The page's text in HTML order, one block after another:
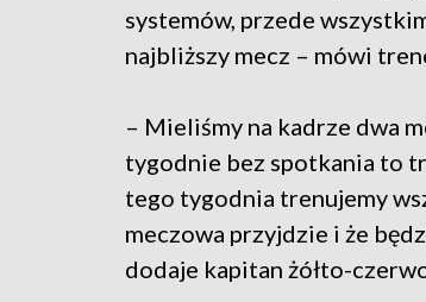
systemów, przede
najbliższy mecz – mówi
– Mieliśmy na kadrze dwa
tygodnie bez spotkania to
tego tygodnia trenujemy
meczowa przyjdzie i że
dodaje kapitan żółto-